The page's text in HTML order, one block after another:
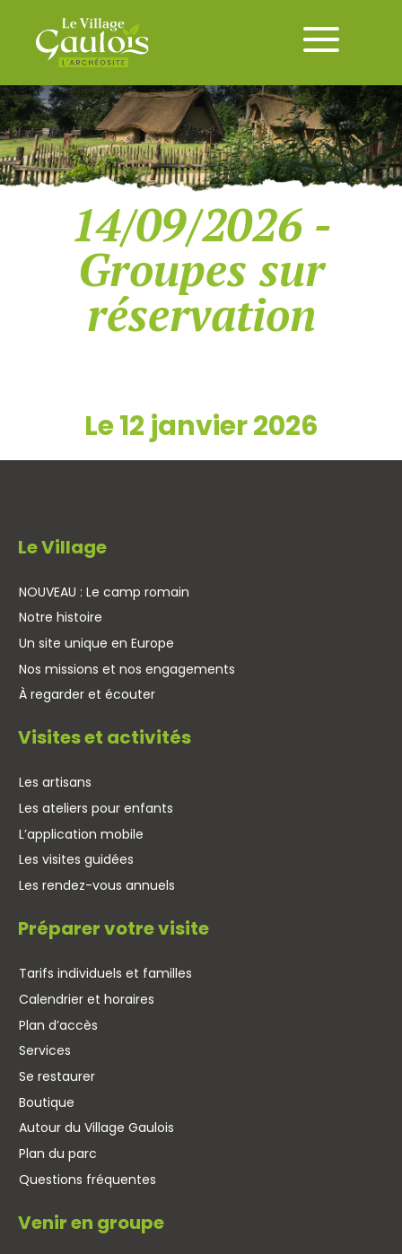
14/09/2026 -
Groupes sur
réservation
Le 12 janvier 2026
Le Village
NOUVEAU : Le camp romain
Notre histoire
Un site unique en Europe
Nos missions et nos engagements
À regarder et écouter
Visites et activités
Les artisans
Les ateliers pour enfants
L’application mobile
Les visites guidées
Les rendez-vous annuels
Préparer votre visite
Tarifs individuels et familles
Calendrier et horaires
Plan d’accès
Services
Se restaurer
Boutique
Autour du Village Gaulois
Plan du parc
Questions fréquentes
Venir en groupe